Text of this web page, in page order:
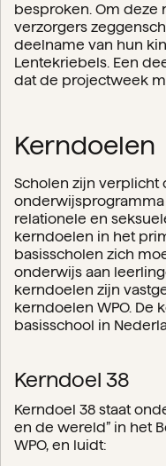
besproken. Om deze
verzorgers
deelname van hun
Lentekriebels. Een
dat de projectweek
Kerndoelen
Scholen zijn verplicht
onderwijsprogramma
relationele en
kerndoelen in het
basisscholen zich
onderwijs aan
kerndoelen zijn
kerndoelen WPO. De
basisschool in
Kerndoel 38
Kerndoel 38 staat
en de wereld” in het
WPO, en luidt: